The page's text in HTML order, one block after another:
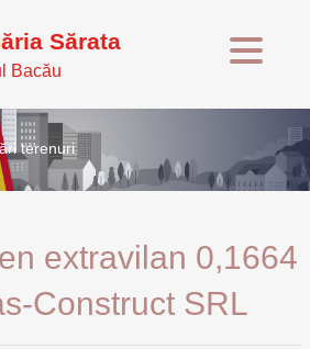
Sărata
Bacău
terenuri
extravilan 0,1664
Construct SRL